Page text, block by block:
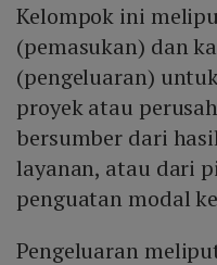
Kelompok ini
(pemasukan) dan
(pengeluaran)
proyek atau
bersumber dari
layanan, atau dari
penguatan modal
Pengeluaran